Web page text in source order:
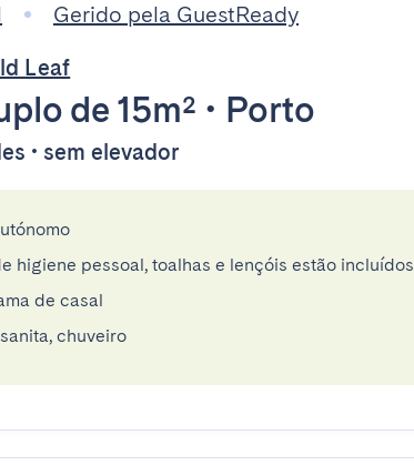
Gerido pela GuestReady
Leaf
de 15m² • Porto
• sem elevador
higiene pessoal, toalhas e lençóis estão incluídos
de casal
sanita, chuveiro